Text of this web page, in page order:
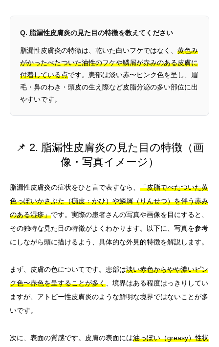
Q. 脂漏性皮膚炎の見た目の特徴を教えてください
脂漏性皮膚炎の特徴は、乾いた白いフケではなく、 黄色み
がかったべたついた油性のフケや鱗屑が赤みのある皮膚に
付着している点です。患部は淡い赤〜ピンク色を呈し、眉
毛・鼻のわき・頭皮の生え際など皮脂分泌の多い部位に出
やすいです。
📌 2. 脂漏性皮膚炎の見た目の特徴（画
像・写真イメージ）
脂漏性皮膚炎の症状をひと言で表すなら、 「皮脂でべたついた黄
色っぽいかさぶた（痂皮：かひ）や鱗屑（りんせつ）を伴う赤み
のある湿疹」です。実際の患者さんの写真や画像を目にすると、
その独特な見た目の特徴がよくわかります。以下に、写真を参考
にしながら頭に描けるよう、具体的な外見的特徴を解説します。
まず、皮膚の色についてです。患部は淡い赤色からやや濃いピン
ク色〜赤色を呈することが多く 、境界はある程度はっきりしてい
ますが、アトピー性皮膚炎のような鮮明な境界ではないことが多
いです。
次に、表面の質感です。皮膚の表面には油っぽい（greasy）性状